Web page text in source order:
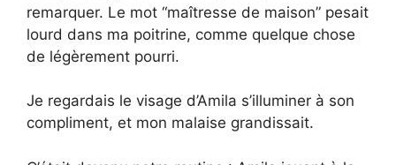
remarquer. Le mot “maîtresse de maison” pesait
lourd dans ma poitrine, comme quelque chose
de légèrement pourri.
Je regardais le visage d’Amila s’illuminer à son
compliment, et mon malaise grandissait.